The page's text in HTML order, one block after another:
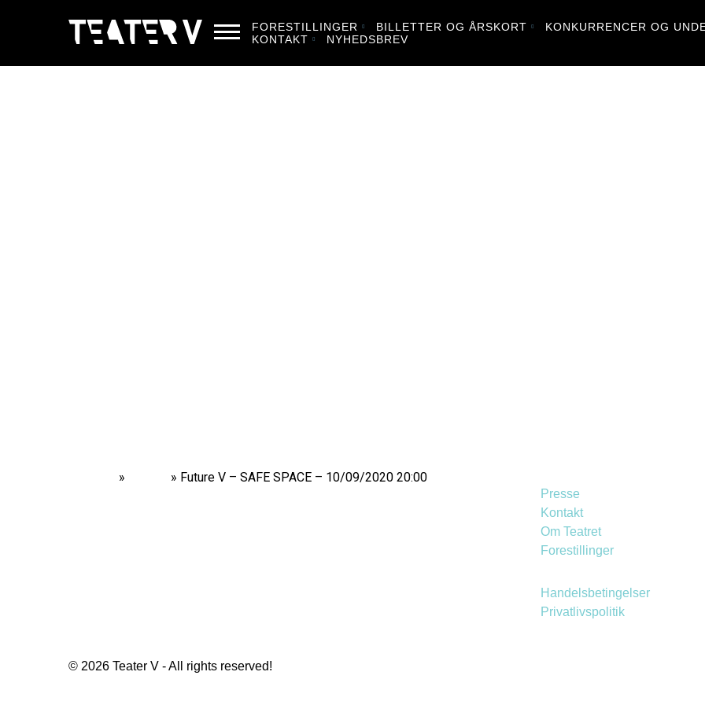
FORESTILLINGER BILLETTER OG ÅRSKORT KONKURRENCER OG
KONTAKT
NYHEDSBREV
» » Future V – SAFE SPACE – 10/09/2020 20:00
Presse
Kontakt
Om Teatret
Forestillinger
Handelsbetingelser
Privatlivspolitik
© 2026 Teater V - All rights reserved!